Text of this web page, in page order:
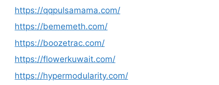
https://qqpulsamama.com/
https://bememeth.com/
https://boozetrac.com/
https://flowerkuwait.com/
https://hypermodularity.com/